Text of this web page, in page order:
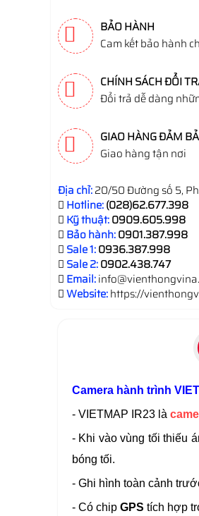
BẢO HÀNH
Cam kết bảo hành
CHÍNH SÁCH ĐỔI
Đổi trả dễ dàng
GIAO HÀNG ĐẢM
Giao hàng tận nơi
Địa chỉ:20/50 Đường số 5,
Hotline:(028)62.677.398
Kỹ thuật:0909.605.998
Bảo hành:0901.387.998
Sale 1:0936.387.998
Sale 2:0902.438.747
Email:
Website:https://
Camera hành trình
- VIETMAP IR23 là
- Khi vào vùng tối thiếu
bóng tối.
- Ghi hình toàn cảnh
- Có chip GPS tích hợp